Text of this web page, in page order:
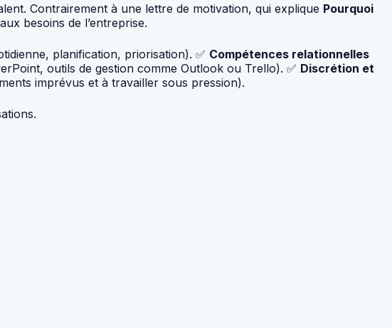
Contrairement à une lettre de motivation, qui explique Pourquoi
besoins de l’entreprise.
planification, priorisation). ✅ Compétences relationnelles
outils de gestion comme Outlook ou Trello). ✅ Discrétion et
imprévus et à travailler sous pression).